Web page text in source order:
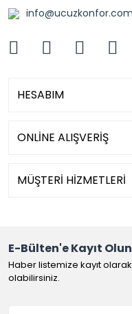
info@ucuzkonfor.com
HESABIM
ONLİNE ALIŞVERİŞ
MÜŞTERİ HİZMETLERİ
E-Bülten'e Kayıt Olun
Haber listemize kayıt
olabilirsiniz.